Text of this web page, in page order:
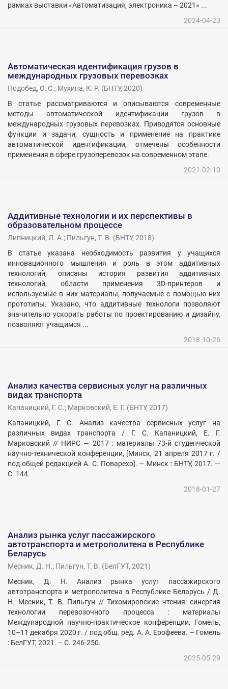
рамках выставки «Автоматизация, электроника – 2021» ...
2024-04-23
Автоматическая идентификация грузов в
международных грузовых перевозках
Подобед, О. С.; Мухина, К. Р. (БНТУ, 2020)
В статье рассматриваются и описываются современные
методы автоматической идентификации грузов в
международных грузовых перевозках. Приводятся основные
функции и задачи, сущность и применение на практике
автоматической идентификации, отмечены особенности
применения в сфере грузоперевозок на современном этапе.
2021-02-10
Аддитивные технологии и их перспективы в
образовательном процессе
Липницкий, Л. А.; Пильгун, Т. В. (БНТУ, 2018)
В статье указана необходимость развития у учащихся
инновационного мышления и роль в этом аддитивных
технологий, описаны история развития аддитивных
технологий, области применения 3D-принтеров и
используемые в них материалы, получаемые с помощью них
прототипы. Указано, что аддитивные технологи позволяют
значительно ускорить работы по проектированию и дизайну,
позволяют учащимся ...
2018-10-26
Анализ качества сервисных услуг на различных
видах транспорта
Капаницкий, Г. С.; Марковский, Е. Г. (БНТУ, 2017)
Капаницкий, Г. С. Анализ качества сервисных услуг на
различных видах транспорта / Г. С. Капаницкий, Е. Г.
Марковский // НИРС — 2017 : материалы 73-й студенческой
научно-технической конференции, [Минск, 21 апреля 2017 г. /
под общей редакцией А. С. Поварехо]. — Минск : БНТУ, 2017. —
С. 144.
2018-01-27
Анализ рынка услуг пассажирского
автотранспорта и метрополитена в Республике
Беларусь
Месник, Д. Н.; Пильгун, Т. В. (БелГУТ, 2021)
Месник, Д. Н. Анализ рынка услуг пассажирского
автотранспорта и метрополитена в Республике Беларусь / Д.
Н. Месник, Т. В. Пильгун // Тихомировские чтения: синергия
технологии перевозочного процесса : материалы
Международной научно-практическое конференции, Гомель,
10–11 декабря 2020 г. / под общ. ред. А. А. Ерофеева. – Гомель
: БелГУТ, 2021. – С. 246-250.
2025-05-29